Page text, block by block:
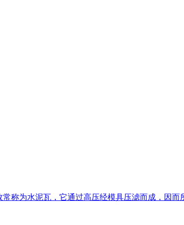
称为水泥瓦，它通过高压经模具压滤而成，因而